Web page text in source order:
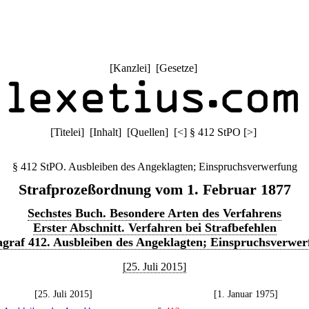
[Kanzlei] [Gesetze]
[Titelei] [Inhalt] [Quellen] [<] § 412 StPO [>]
§ 412 StPO. Ausbleiben des Angeklagten; Einspruchsverwerfung
Strafprozeßordnung vom 1. Februar 1877
Sechstes Buch. Besondere Arten des Verfahrens
Erster Abschnitt. Verfahren bei Strafbefehlen
412. Ausbleiben des Angeklagten;
[25. Juli 2015]
[25. Juli 2015]
[1. Januar 1975]